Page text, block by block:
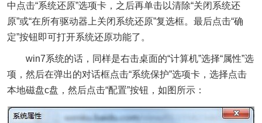
中点击“系统还原”选项卡，之后再单击以清除“关闭系统还
原”或“在所有驱动器上关闭系统还原”复选框。最后点击“确
定”按钮即可打开系统还原功能了。
win7系统的话，同样是右击桌面的“计算机”选择“属性”选
项，然后在弹出的对话框点击“系统保护”选项卡，选择点击
本地磁盘c盘，然后点击“配置”按钮，如图所示：